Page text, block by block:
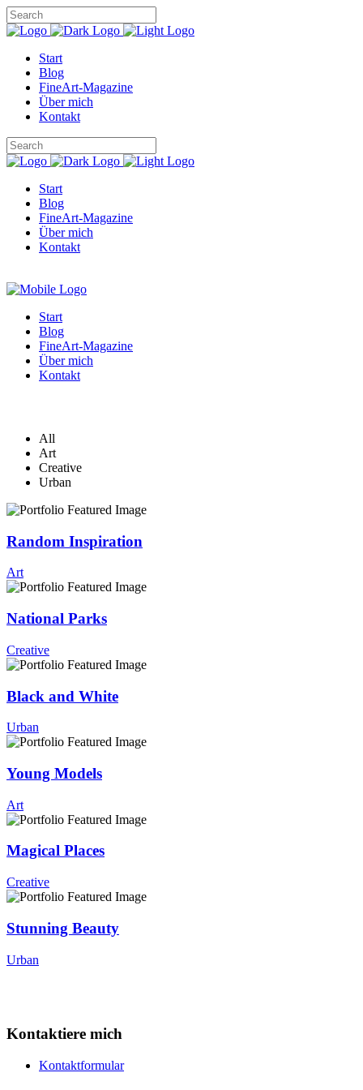
Start
Blog
FineArt-Magazine
Über mich
Kontakt
Start
Blog
FineArt-Magazine
Über mich
Kontakt
Start
Blog
FineArt-Magazine
Über mich
Kontakt
All
Art
Creative
Urban
Random Inspiration
Art
National Parks
Creative
Black and White
Urban
Young Models
Art
Magical Places
Creative
Stunning Beauty
Urban
Kontaktiere mich
Kontaktformular